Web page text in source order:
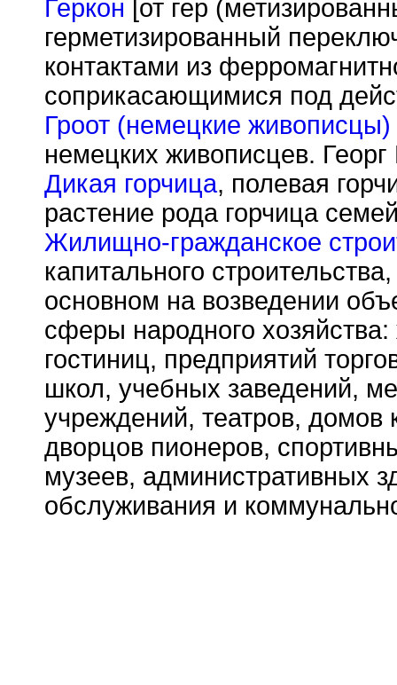
Геркон [от гер
герметизированный
контактами из
соприкасающимися под
Гроот (немецкие живописцы)
немецких живописцев.
Дикая горчица, полевая
растение рода горчица
Жилищно-гражданское
капитального
основном на возведении
сферы народного
гостиниц, предприятий
школ, учебных заведений,
учреждений, театров, домов
дворцов пионеров,
музеев, административных
обслуживания и